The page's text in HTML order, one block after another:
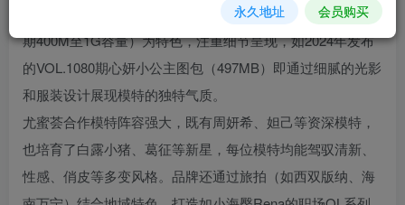
婀娜的姿态，被封为“上海小杨幂”。其作品以高清原图（单
期400M至1G容量）为特色，注重细节呈现，如2024年发布
的VOL.1080期心妍小公主图包（497MB）即通过细腻的光影
和服装设计展现模特的独特气质。
尤蜜荟合作模特阵容强大，既有周妍希、妲己等资深模特，
也培育了白露小猪、葛征等新星，每位模特均能驾驭清新、
性感、俏皮等多变风格。品牌还通过旅拍（如西双版纳、海
永久地址 会员购买